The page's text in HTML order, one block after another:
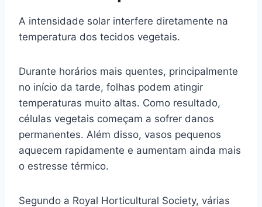
A intensidade solar interfere diretamente na
temperatura dos tecidos vegetais.
Durante horários mais quentes, principalmente
no início da tarde, folhas podem atingir
temperaturas muito altas. Como resultado,
células vegetais começam a sofrer danos
permanentes. Além disso, vasos pequenos
aquecem rapidamente e aumentam ainda mais
o estresse térmico.
Segundo a Royal Horticultural Society, várias